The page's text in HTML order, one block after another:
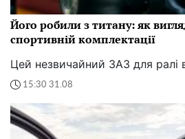
Його робили з титану: як
спортивній комплектації
Цей незвичайний ЗАЗ для ралі
15:30 31.08